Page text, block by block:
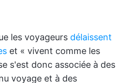
les voyageurs délaissent
et « vivent comme les
s'est donc associée à des
voyage et à des